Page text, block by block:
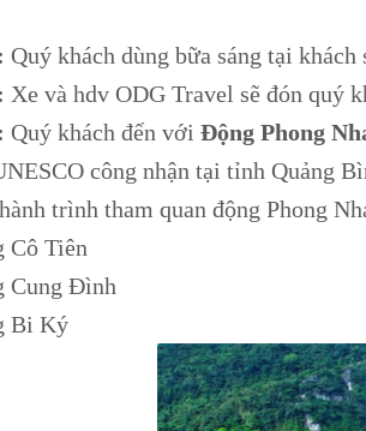
Quý khách dùng bữa sáng tại khách
Xe và hdv ODG Travel sẽ đón quý
Quý khách đến với Động Phong
công nhận tại tỉnh Quảng
trình tham quan động Phong
Cô Tiên
Cung Đình
Bi Ký